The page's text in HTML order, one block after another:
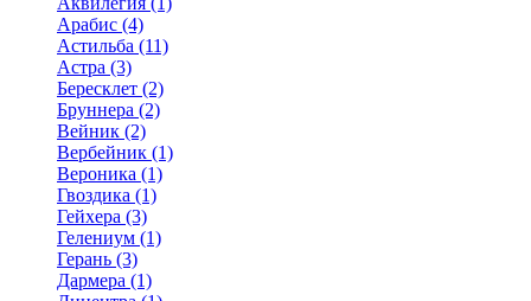
Арабис (4)
Астильба (11)
Астра (3)
Бересклет (2)
Бруннера (2)
Вейник (2)
Вербейник (1)
Вероника (1)
Гвоздика (1)
Гейхера (3)
Гелениум (1)
Герань (3)
Дармера (1)